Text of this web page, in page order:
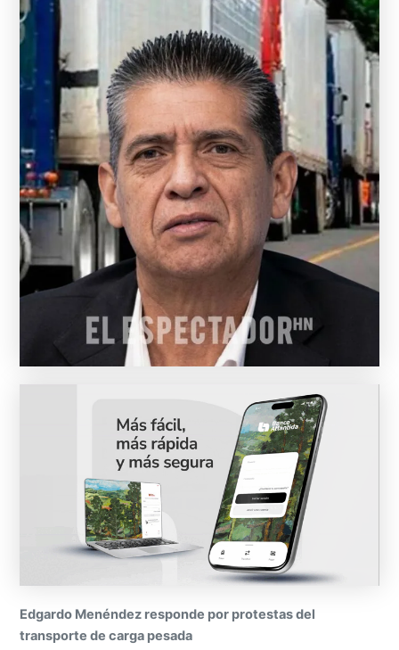
Edgardo Menéndez responde por protestas del
transporte de carga pesada